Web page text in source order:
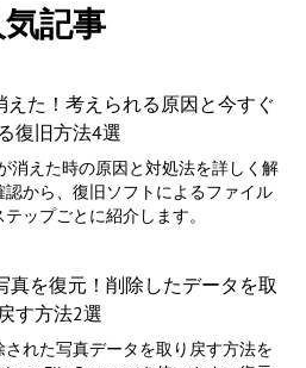
気記事
えた！考えられる原因と今すぐ
復旧方法4選
消えた時の原因と対処法を詳しく解
から、復旧ソフトによるファイル
ップごとに紹介します。
真を復元！削除したデータを取
す方法2選
れた写真データを取り戻す方法を